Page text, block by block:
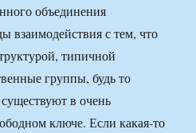
объединения
взаимодействия с тем, что
типичной
группы, будь то
в очень
ключе. Если какая-то